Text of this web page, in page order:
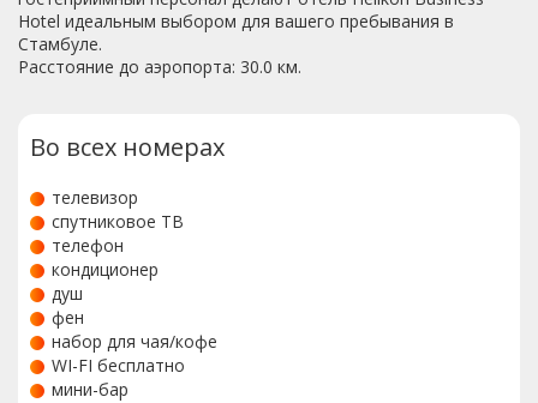
Hotel идеальным выбором для вашего пребывания в
Стамбуле.
Расстояние до аэропорта: 30.0 км.
Во всех номерах
телевизор
спутниковое ТВ
телефон
кондиционер
душ
фен
набор для чая/кофе
WI-FI бесплатно
мини-бар